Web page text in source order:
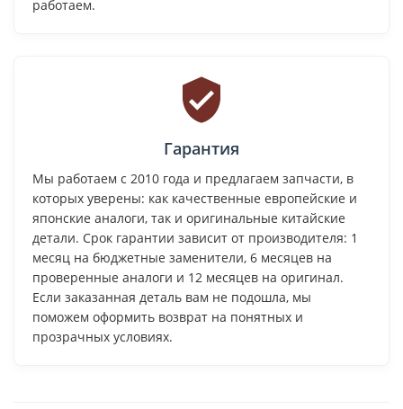
работаем.
Гарантия
Мы работаем с 2010 года и предлагаем запчасти, в
которых уверены: как качественные европейские и
японские аналоги, так и оригинальные китайские
детали. Срок гарантии зависит от производителя: 1
месяц на бюджетные заменители, 6 месяцев на
проверенные аналоги и 12 месяцев на оригинал.
Если заказанная деталь вам не подошла, мы
поможем оформить возврат на понятных и
прозрачных условиях.